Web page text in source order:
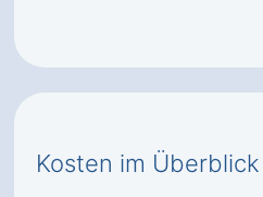
Kosten im Überblick